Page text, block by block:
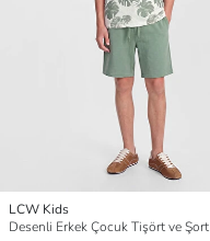
LCW Kids
Desenli Erkek Çocuk Tişört ve Şort